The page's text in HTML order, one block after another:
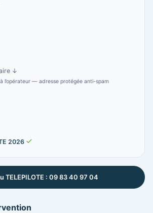
↓
l’opérateur — adresse protégée anti-spam
2026
TELEPILOTE : 09 83 40 97 04